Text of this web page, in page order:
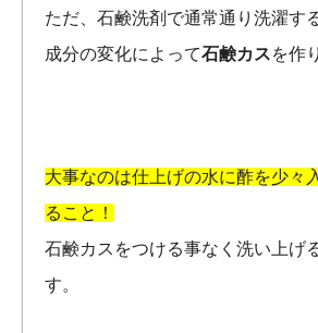
ただ、石鹸洗剤で通常通り洗濯す
成分の変化によって石鹸カスを作
大事なのは仕上げの水に酢を少々
ること！
石鹸カスをつける事なく洗い上げ
す。